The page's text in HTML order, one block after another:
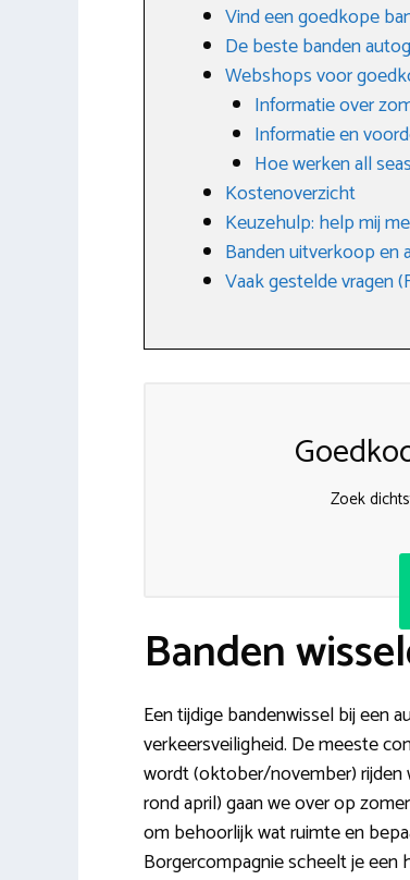
Vind een goedkope
De beste banden
Webshops voor
Informatie over
Informatie en
Hoe werken all
Kostenoverzicht
Keuzehulp: help mij
Banden uitverkoop en
Vaak gestelde vragen
Zoek
Banden
Een tijdige bandenwissel bij een
verkeersveiligheid. De meeste
wordt (oktober/november) rijden
rond april) gaan we over op
om behoorlijk wat ruimte en
Borgercompagnie scheelt je een